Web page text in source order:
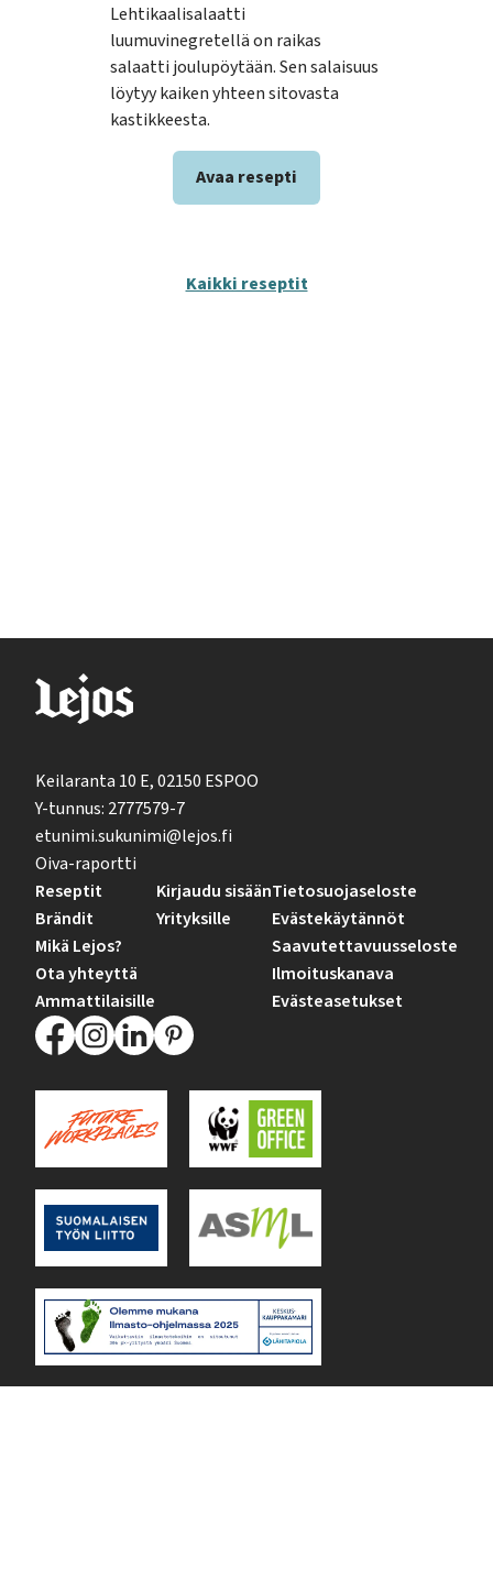
Lehtikaalisalaatti
luumuvinegretellä on raikas
salaatti joulupöytään. Sen salaisuus
löytyy kaiken yhteen sitovasta
kastikkeesta.
Avaa resepti
Kaikki reseptit
Keilaranta 10 E, 02150 ESPOO
Y-tunnus: 2777579-7
etunimi.sukunimi@lejos.fi
Oiva-raportti
Reseptit
Brändit
Mikä Lejos?
Ota yhteyttä
Ammattilaisille
Kirjaudu sisään
Yrityksille
Tietosuojaseloste
Evästekäytännöt
Saavutettavuusseloste
Ilmoituskanava
Evästeasetukset